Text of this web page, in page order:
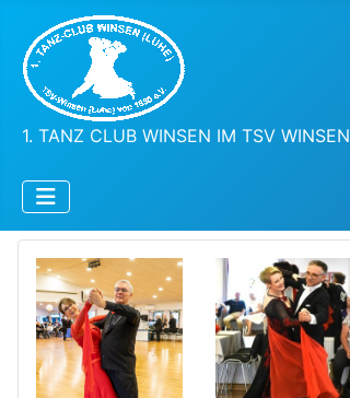
1. TANZ CLUB WINSEN IM TSV WINSEN